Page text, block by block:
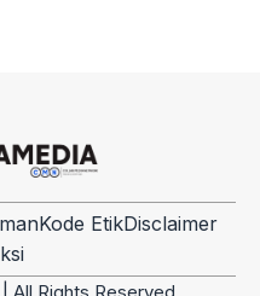
Kode EtikDisclaimer
All Rights Reserved